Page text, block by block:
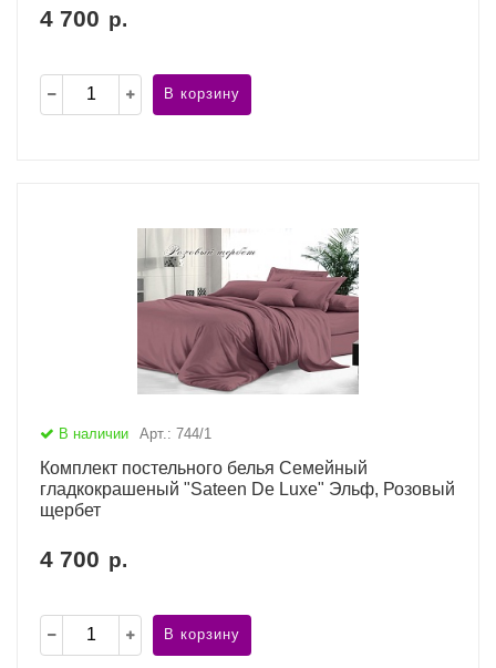
4 700 р.
В корзину
В наличии Арт.: 744/1
Комплект постельного белья Семейный
гладкокрашеный "Sateen De Luxe" Эльф, Розовый
щербет
4 700 р.
В корзину